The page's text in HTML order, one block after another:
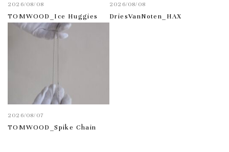
2026/08/08
TOMWOOD_Ice Huggies
2026/08/08
DriesVanNoten_HAX
2026/08/07
TOMWOOD_Spike Chain